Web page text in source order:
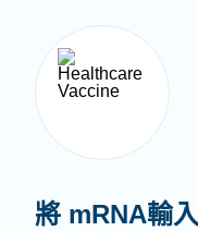
將 mRNA輸